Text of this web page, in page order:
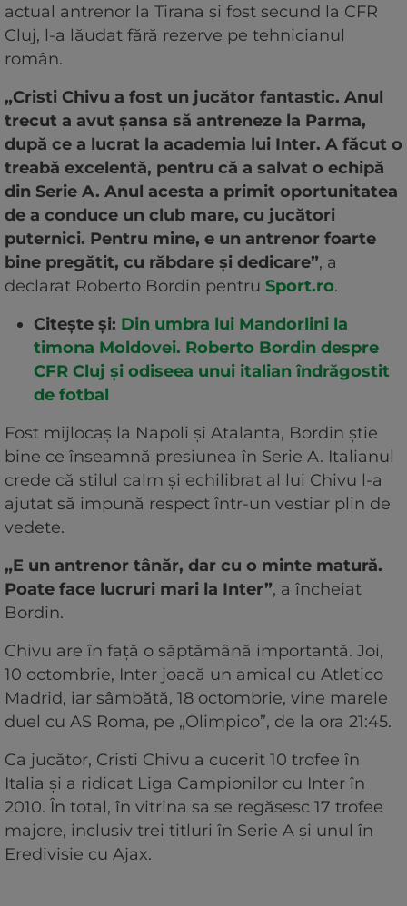
actual antrenor la Tirana și fost secund la CFR
Cluj, l-a lăudat fără rezerve pe tehnicianul
român.
„Cristi Chivu a fost un jucător fantastic. Anul
trecut a avut șansa să antreneze la Parma,
după ce a lucrat la academia lui Inter. A făcut o
treabă excelentă, pentru că a salvat o echipă
din Serie A. Anul acesta a primit oportunitatea
de a conduce un club mare, cu jucători
puternici. Pentru mine, e un antrenor foarte
bine pregătit, cu răbdare și dedicare”, a
declarat Roberto Bordin pentru Sport.ro.
Citește și: Din umbra lui Mandorlini la
timona Moldovei. Roberto Bordin despre
CFR Cluj și odiseea unui italian îndrăgostit
de fotbal
Fost mijlocaș la Napoli și Atalanta, Bordin știe
bine ce înseamnă presiunea în Serie A. Italianul
crede că stilul calm și echilibrat al lui Chivu l-a
ajutat să impună respect într-un vestiar plin de
vedete.
„E un antrenor tânăr, dar cu o minte matură.
Poate face lucruri mari la Inter”, a încheiat
Bordin.
Chivu are în față o săptămână importantă. Joi,
10 octombrie, Inter joacă un amical cu Atletico
Madrid, iar sâmbătă, 18 octombrie, vine marele
duel cu AS Roma, pe „Olimpico”, de la ora 21:45.
Ca jucător, Cristi Chivu a cucerit 10 trofee în
Italia și a ridicat Liga Campionilor cu Inter în
2010. În total, în vitrina sa se regăsesc 17 trofee
majore, inclusiv trei titluri în Serie A și unul în
Eredivisie cu Ajax.